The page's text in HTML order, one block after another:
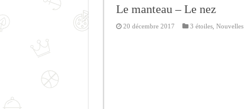
Le manteau – Le nez
20 décembre 2017 3 étoiles, Nouvelles